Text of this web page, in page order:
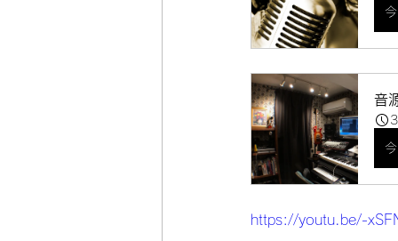
音
https://youtu.be/-